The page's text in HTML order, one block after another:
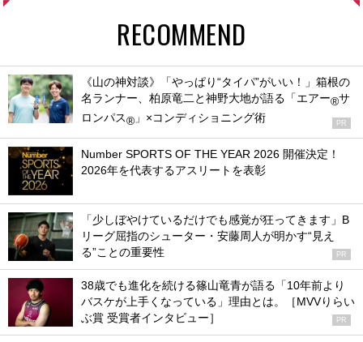
RECOMMEND
《山の神対談》「やっぱり“タイパ”がいい！」箱根の
名ランナー、柏原竜二と神野大地が語る「エアー®サ
ロンパス® 」×コンディショニング術 PR
Number SPORTS OF THE YEAR 2026 開催決定！
2026年を代表するアスリートを表彰
「少しぼやけているだけでも感覚が狂ってきます」B
リーグ屈指のシューター・安藤周人が明かす“見え
る”ことの重要性
PR
38歳でも進化を続ける篠山竜青が語る「10年前より
バスケが上手くなっている」理由とは。［MVVりらい
ぶ賞 受賞者インタビュー］
PR